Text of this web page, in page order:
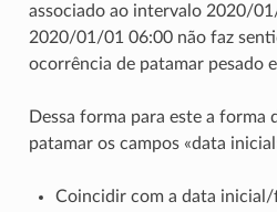
associado ao intervalo 2020/
2020/01/01 06:00 não faz
ocorrência de patamar pesado
Dessa forma para este a forma
patamar os campos «data
Coincidir com a data